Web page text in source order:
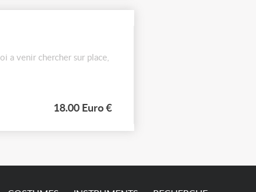
a venir chercher sur place,
18.00 Euro €